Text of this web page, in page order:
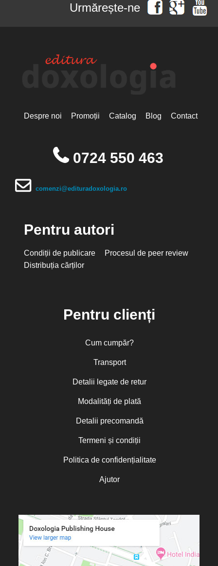
Urmărește-ne
Despre noi Promoții Catalog Blog Contact
0724 550 463
comenzi@edituradoxologia.ro
Pentru autori
Condiții de publicare
Procesul de peer review
Distribuția cărților
Pentru clienți
Cum cumpăr?
Transport
Detalii legate de retur
Modalități de plată
Detalii precomandă
Termeni și condiții
Politica de confidențialitate
Ajutor